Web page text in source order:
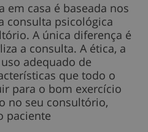
em casa é baseada nos
consulta psicológica
A única diferença é
a consulta. A ética, a
adequado de
que todo o
para o bom exercício
no seu consultório,
paciente